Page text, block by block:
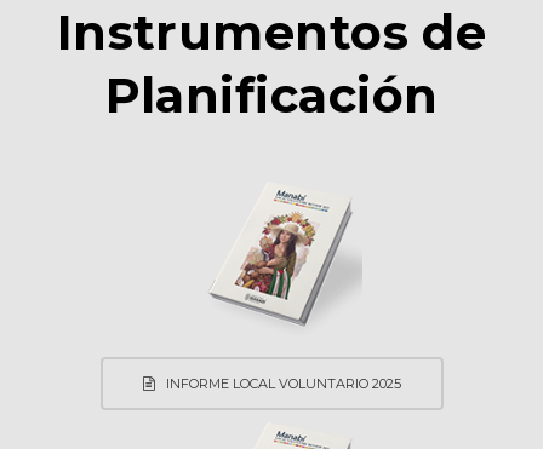
Instrumentos de
Planificación
INFORME LOCAL VOLUNTARIO 2025